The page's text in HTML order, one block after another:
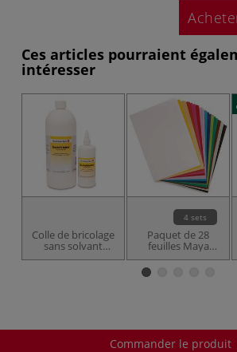
Ces articles pourraient
intéresser
Colle de bricolage
sans solvant
Gerstaecker
4 sets
Paquet de 28
feuilles Maya
Clairefontaine
couleurs vives
Commander le produit